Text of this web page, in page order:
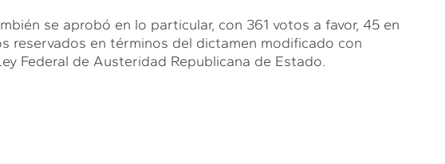
se aprobó en lo particular, con 361 votos a favor, 45 en
reservados en términos del dictamen modificado con
Federal de Austeridad Republicana de Estado.